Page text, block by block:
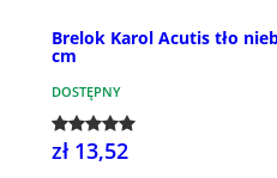
Brelok Karol Acutis tło
cm
DOSTĘPNY
zł 13,52